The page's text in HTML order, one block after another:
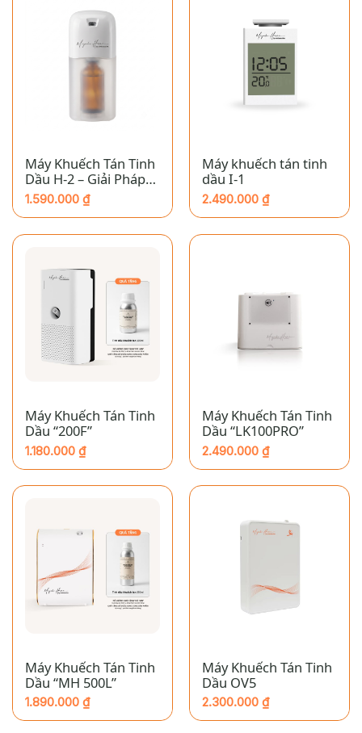
Máy Khuếch Tán Tinh
Dầu H-2 – Giải Pháp
Tạo Hương Chuyên
Nghiệp Cho Thang
1.590.000 ₫
Máy khuếch tán tinh
dầu I-1
2.490.000 ₫
Máy Khuếch Tán Tinh
Dầu “200F”
1.180.000 ₫
Máy Khuếch Tán Tinh
Dầu “LK100PRO”
2.490.000 ₫
Máy Khuếch Tán Tinh
Dầu “MH 500L”
1.890.000 ₫
Máy Khuếch Tán Tinh
Dầu OV5
2.300.000 ₫